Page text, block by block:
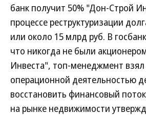
банк получит 50% "Дон-Строй
процессе реструктуризации
или около 15 млрд руб. В
что никогда не были
Инвеста", топ-менеджмент взял
операционной деятельностью
восстановить финансовый
на рынке недвижимости